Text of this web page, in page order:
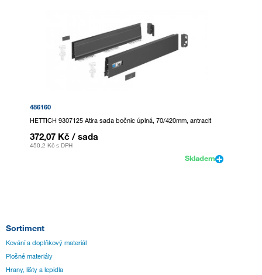
486160
HETTICH 9307125 Atira sada bočnic úplná, 70/420mm, antracit
372,07 Kč / sada
450,2 Kč s DPH
Skladem
Sortiment
Kování a doplňkový materiál
Plošné materiály
Hrany, lišty a lepidla